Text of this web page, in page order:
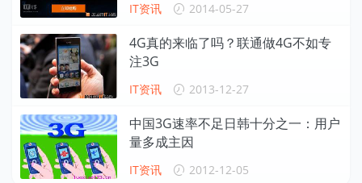
IT资讯 2014-05-27
4G真的来临了吗？联通做4G不如专
注3G
IT资讯 2013-12-27
中国3G速率不足日韩十分之一：用户
量多成主因
IT资讯 2012-12-05